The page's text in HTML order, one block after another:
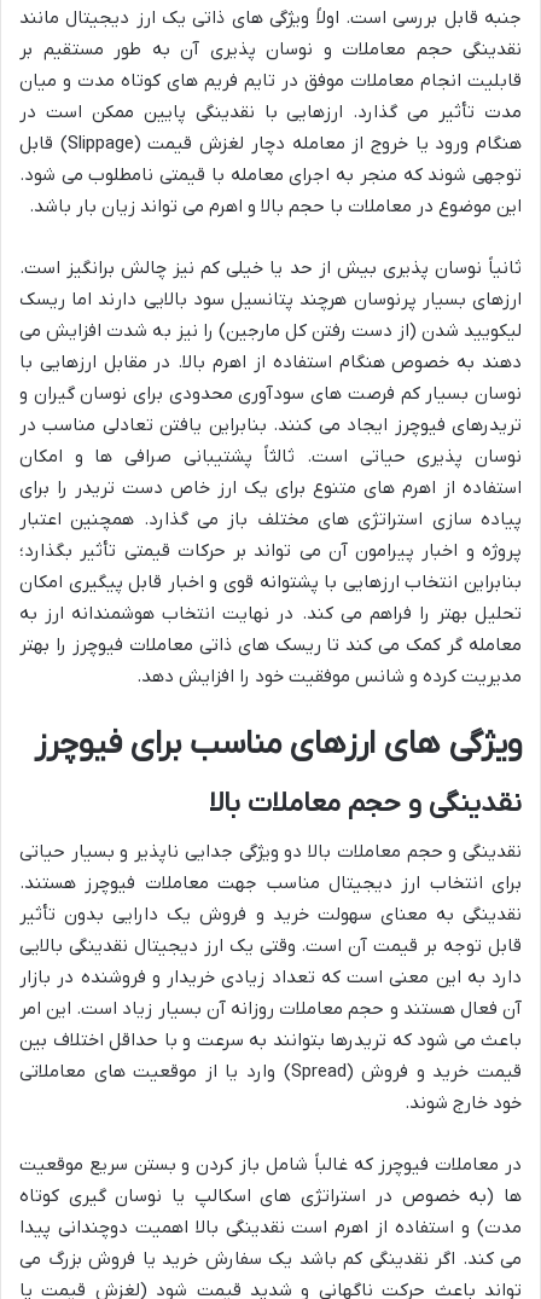
جنبه قابل بررسی است. اولاً ویژگی های ذاتی یک ارز دیجیتال مانند
نقدینگی حجم معاملات و نوسان پذیری آن به طور مستقیم بر
قابلیت انجام معاملات موفق در تایم فریم های کوتاه مدت و میان
مدت تأثیر می گذارد. ارزهایی با نقدینگی پایین ممکن است در
هنگام ورود یا خروج از معامله دچار لغزش قیمت (Slippage) قابل
توجهی شوند که منجر به اجرای معامله با قیمتی نامطلوب می شود.
این موضوع در معاملات با حجم بالا و اهرم می تواند زیان بار باشد.
ثانیاً نوسان پذیری بیش از حد یا خیلی کم نیز چالش برانگیز است.
ارزهای بسیار پرنوسان هرچند پتانسیل سود بالایی دارند اما ریسک
لیکویید شدن (از دست رفتن کل مارجین) را نیز به شدت افزایش می
دهند به خصوص هنگام استفاده از اهرم بالا. در مقابل ارزهایی با
نوسان بسیار کم فرصت های سودآوری محدودی برای نوسان گیران و
تریدرهای فیوچرز ایجاد می کنند. بنابراین یافتن تعادلی مناسب در
نوسان پذیری حیاتی است. ثالثاً پشتیبانی صرافی ها و امکان
استفاده از اهرم های متنوع برای یک ارز خاص دست تریدر را برای
پیاده سازی استراتژی های مختلف باز می گذارد. همچنین اعتبار
پروژه و اخبار پیرامون آن می تواند بر حرکات قیمتی تأثیر بگذارد؛
بنابراین انتخاب ارزهایی با پشتوانه قوی و اخبار قابل پیگیری امکان
تحلیل بهتر را فراهم می کند. در نهایت انتخاب هوشمندانه ارز به
معامله گر کمک می کند تا ریسک های ذاتی معاملات فیوچرز را بهتر
مدیریت کرده و شانس موفقیت خود را افزایش دهد.
ویژگی های ارزهای مناسب برای فیوچرز
نقدینگی و حجم معاملات بالا
نقدینگی و حجم معاملات بالا دو ویژگی جدایی ناپذیر و بسیار حیاتی
برای انتخاب ارز دیجیتال مناسب جهت معاملات فیوچرز هستند.
نقدینگی به معنای سهولت خرید و فروش یک دارایی بدون تأثیر
قابل توجه بر قیمت آن است. وقتی یک ارز دیجیتال نقدینگی بالایی
دارد به این معنی است که تعداد زیادی خریدار و فروشنده در بازار
آن فعال هستند و حجم معاملات روزانه آن بسیار زیاد است. این امر
باعث می شود که تریدرها بتوانند به سرعت و با حداقل اختلاف بین
قیمت خرید و فروش (Spread) وارد یا از موقعیت های معاملاتی
خود خارج شوند.
در معاملات فیوچرز که غالباً شامل باز کردن و بستن سریع موقعیت
ها (به خصوص در استراتژی های اسکالپ یا نوسان گیری کوتاه
مدت) و استفاده از اهرم است نقدینگی بالا اهمیت دوچندانی پیدا
می کند. اگر نقدینگی کم باشد یک سفارش خرید یا فروش بزرگ می
تواند باعث حرکت ناگهانی و شدید قیمت شود (لغزش قیمت یا